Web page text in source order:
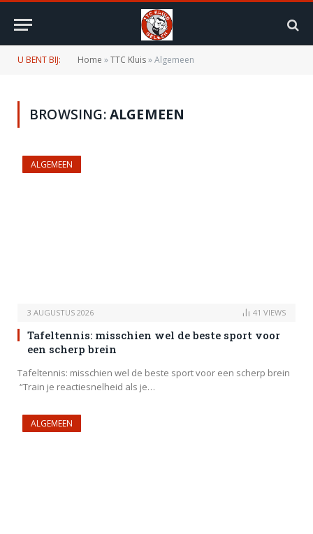
U BENT BIJ: Home »TTC Kluis»Algemeen
BROWSING:ALGEMEEN
ALGEMEEN
3 AUGUSTUS 2026 41 VIEWS
Tafeltennis: misschien wel de beste sport voor
een scherp brein
Tafeltennis: misschien wel de beste sport voor een scherp brein
“Train je reactiesnelheid als je…
ALGEMEEN